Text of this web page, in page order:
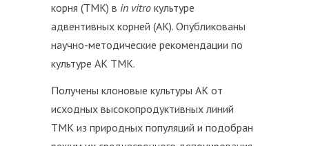
корня (ТМК) в in vitro культуре
адвентивных корней (АК). Опубликованы
научно-методические рекомендации по
культуре АК ТМК.
Получены клоновые культуры АК от
исходных высокопродуктивных линий
ТМК из природных популяций и подобран